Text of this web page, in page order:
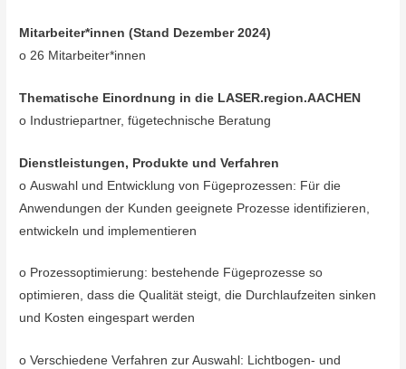
Mitarbeiter*innen (Stand Dezember 2024)
o 26 Mitarbeiter*innen
Thematische Einordnung in die LASER.region.AACHEN
o Industriepartner, fügetechnische Beratung
Dienstleistungen, Produkte und Verfahren
o Auswahl und Entwicklung von Fügeprozessen: Für die
Anwendungen der Kunden geeignete Prozesse identifizieren,
entwickeln und implementieren
o Prozessoptimierung: bestehende Fügeprozesse so
optimieren, dass die Qualität steigt, die Durchlaufzeiten sinken
und Kosten eingespart werden
o Verschiedene Verfahren zur Auswahl: Lichtbogen- und